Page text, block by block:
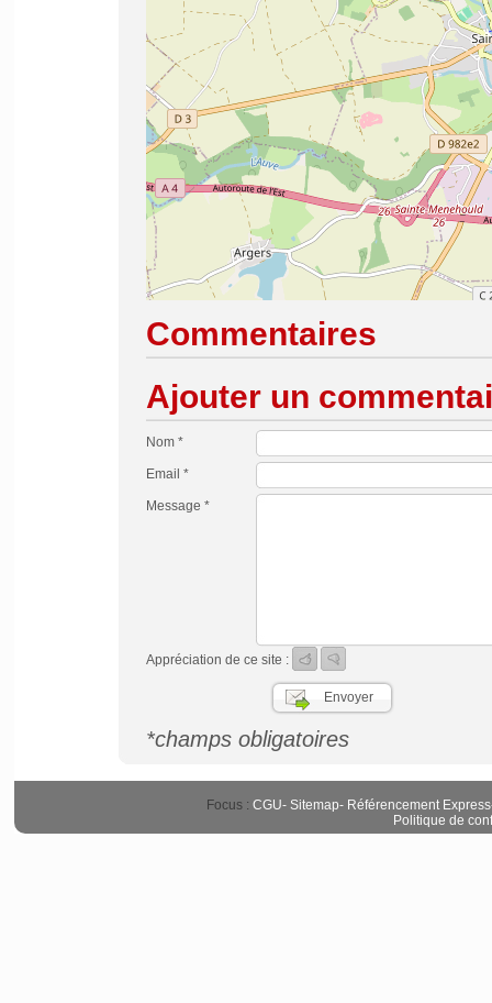
Commentaires
Ajouter un
Nom *
Email *
Message *
Appréciation de ce site :
*champs obligatoires
Focus : CGU- Sitemap- Référencement Express
Politique de